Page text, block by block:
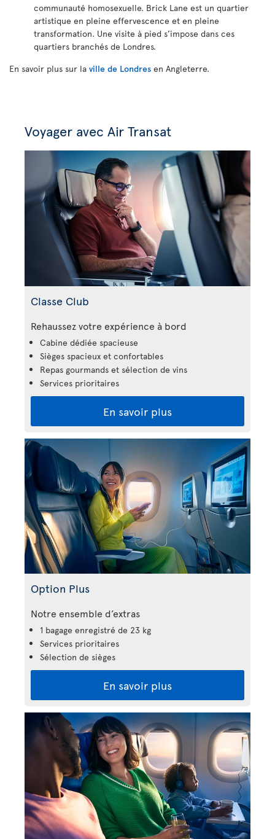
communauté homosexuelle. Brick Lane est un quartier
artistique en pleine effervescence et en pleine
transformation. Une visite à pied s’impose dans ces
quartiers branchés de Londres.
En savoir plus sur la ville de Londres en Angleterre.
Voyager avec Air Transat
Classe Club
Rehaussez votre expérience à bord
Cabine dédiée spacieuse
Sièges spacieux et confortables
Repas gourmands et sélection de vins
Services prioritaires
En savoir plus
Option Plus
Notre ensemble d’extras
1 bagage enregistré de 23 kg
Services prioritaires
Sélection de sièges
En savoir plus